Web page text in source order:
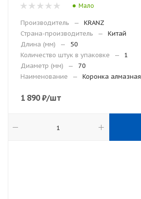
Мало
Производитель —
KRANZ
Страна-производитель
—
Китай
Длина (мм)
—
50
Количество штук в упаковке
—
1
Диаметр (мм)
—
70
Наименование
— Коронка алмазная
1 890₽/шт